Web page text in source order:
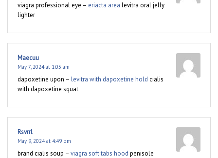
viagra professional eye – eriacta area levitra oral jelly
lighter
Maecuu
May 7, 2024 at 1:05 am
dapoxetine upon – levitra with dapoxetine hold cialis
with dapoxetine squat
Rsvrrl
May 9, 2024 at 4:49 pm
brand cialis soup – viagra soft tabs hood penisole